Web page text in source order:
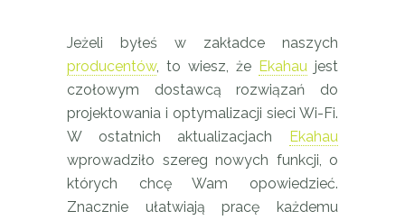
Jeżeli byłeś w zakładce naszych
producentów, to wiesz, że Ekahau jest
czołowym dostawcą rozwiązań do
projektowania i optymalizacji sieci Wi-Fi.
W ostatnich aktualizacjach Ekahau
wprowadziło szereg nowych funkcji, o
których chcę Wam opowiedzieć.
Znacznie ułatwiają pracę każdemu